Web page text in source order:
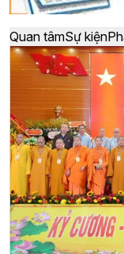
Quan tâmSự kiện